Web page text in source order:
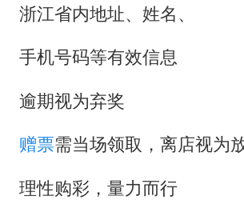
浙江省内地址、姓名、
手机号码等有效信息
逾期视为弃奖
赠票需当场领取，离店视为
理性购彩，量力而行